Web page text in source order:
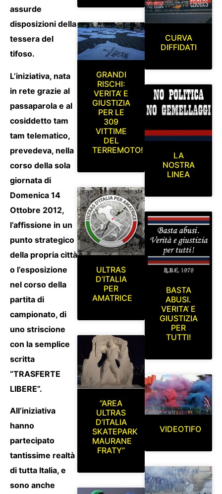
assurde
disposizioni della
tessera del
tifoso.
L’iniziativa, nata
in rete grazie al
passaparola e al
cosiddetto tam
tam telematico,
prevedeva, nella
corso della sola
giornata di
Domenica 14
Ottobre 2012,
l’affissione in un
punto strategico
della propria città
o l’esposizione
nel corso della
partita di
campionato, di
uno striscione
con la semplice
scritta
“TRASFERTE
LIBERE”.
All’iniziativa
hanno
partecipato
tantissime realtà
di tutta Italia, e
sono anche
GRANDI
RISCHI:
VERITA’ E
GIUSTIZIA
PER LE
309
VITTIME
DEL
TERREMOTO!
ULTRAS
D’ITALIA
PER
AMATRICE
“AREA
ULTRAS
D’ITALIA
SKATEPARK
MAURANE
FRATY”
CURVA
DIFFIDATI
LA
NOSTRA
LINEA
BASTA
ABUSI.
VERITA’ E
GIUSTIZIA
PER
TUTTI!
VIDEOTIFO